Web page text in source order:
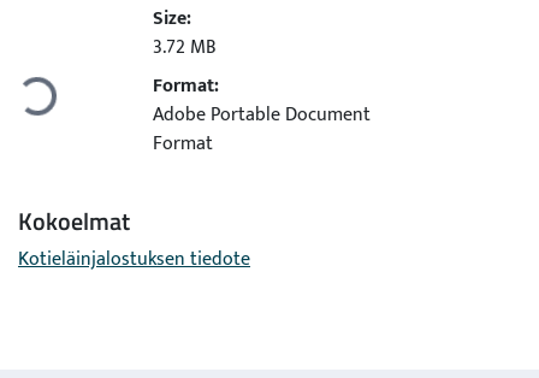
Ladataan...
Size:
3.72 MB
Format:
Adobe Portable Document
Format
Kokoelmat
Kotieläinjalostuksen tiedote